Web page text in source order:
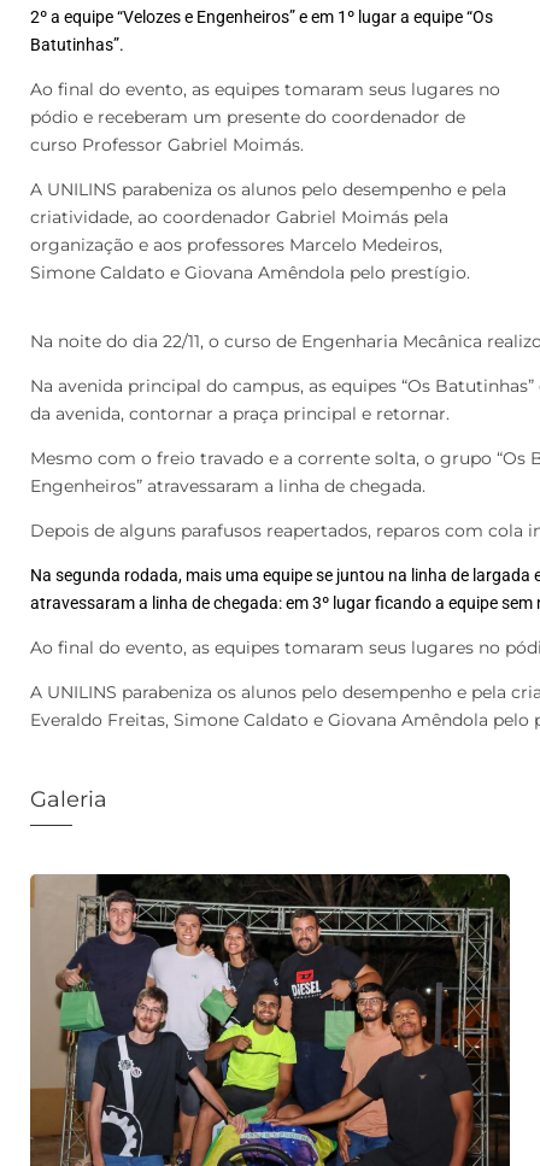
2º a equipe “Velozes e Engenheiros” e em 1º lugar a equipe “Os
Batutinhas”.
Ao final do evento, as equipes tomaram seus lugares no
pódio e receberam um presente do coordenador de
curso Professor Gabriel Moimás.
A UNILINS parabeniza os alunos pelo desempenho e pela
criatividade, ao coordenador Gabriel Moimás pela
organização e aos professores Marcelo Medeiros,
Simone Caldato e Giovana Amêndola pelo prestígio.
Na noite do dia 22/11, o curso de Engenharia Mecânica
Na avenida principal do campus, as equipes “Os
da avenida, contornar a praça principal e retornar.
Mesmo com o freio travado e a corrente solta, o grupo “Os
Engenheiros” atravessaram a linha de chegada.
Depois de alguns parafusos reapertados, reparos com
Na segunda rodada, mais uma equipe se juntou na linha de
atravessaram a linha de chegada: em 3º lugar ficando a equipe sem
Ao final do evento, as equipes tomaram seus lugares no
A UNILINS parabeniza os alunos pelo desempenho e pela
Everaldo Freitas, Simone Caldato e Giovana Amêndola pelo
Galeria